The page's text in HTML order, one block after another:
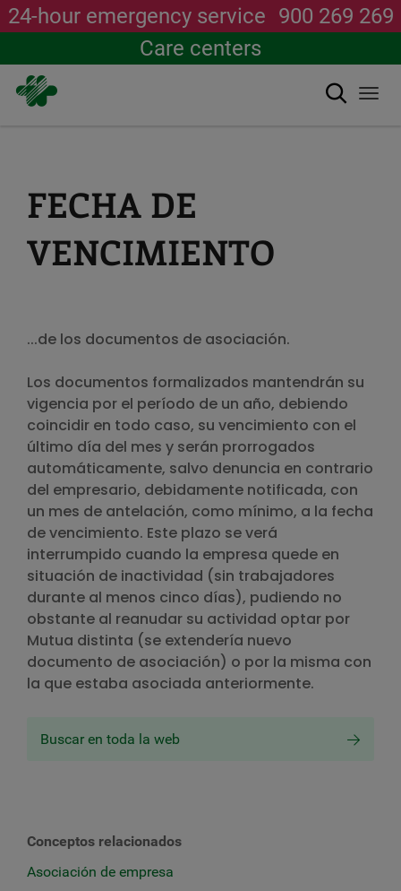
24-hour emergency service 900 269 269
Care centers
Search
FECHA DE
VENCIMIENTO
...de los documentos de asociación.
Los documentos formalizados mantendrán su
vigencia por el período de un año, debiendo
coincidir en todo caso, su vencimiento con el
último día del mes y serán prorrogados
automáticamente, salvo denuncia en contrario
del empresario, debidamente notificada, con
un mes de antelación, como mínimo, a la fecha
de vencimiento. Este plazo se verá
interrumpido cuando la empresa quede en
situación de inactividad (sin trabajadores
durante al menos cinco días), pudiendo no
obstante al reanudar su actividad optar por
Mutua distinta (se extendería nuevo
documento de asociación) o por la misma con
la que estaba asociada anteriormente.
Buscar en toda la web
Conceptos relacionados
Asociación de empresa